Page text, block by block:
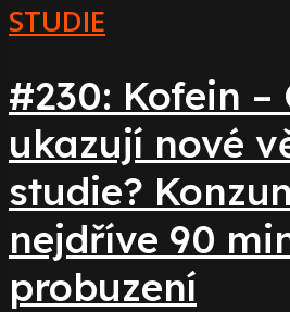
STUDIE
#230: Kofein –
ukazují nové
studie?
nejdříve 90
probuzení